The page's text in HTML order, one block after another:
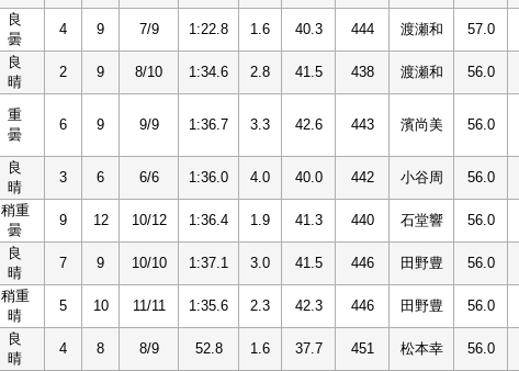
良
曇
4 9 7/9 1:22.8 1.6 40.3 444 渡瀬和 57.0
良
晴
2 9 8/10 1:34.6 2.8 41.5 438 渡瀬和 56.0
重
曇
6 9 9/9 1:36.7 3.3 42.6 443 濱尚美 56.0
良
晴
3 6 6/6 1:36.0 4.0 40.0 442 小谷周 56.0
稍重
曇
9 12 10/12 1:36.4 1.9 41.3 440 石堂響 56.0
良
晴
7 9 10/10 1:37.1 3.0 41.5 446 田野豊 56.0
稍重
晴
5 10 11/11 1:35.6 2.3 42.3 446 田野豊 56.0
良
晴
4 8 8/9 52.8 1.6 37.7 451 松本幸 56.0